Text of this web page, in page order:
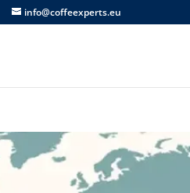
info@coffeexperts.eu